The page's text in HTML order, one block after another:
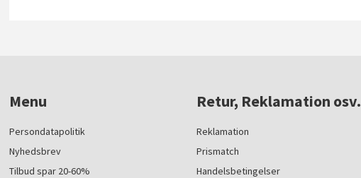
Menu
Persondatapolitik
Nyhedsbrev
Tilbud spar 20-60%
Retur, Reklamation osv.
Reklamation
Prismatch
Handelsbetingelser